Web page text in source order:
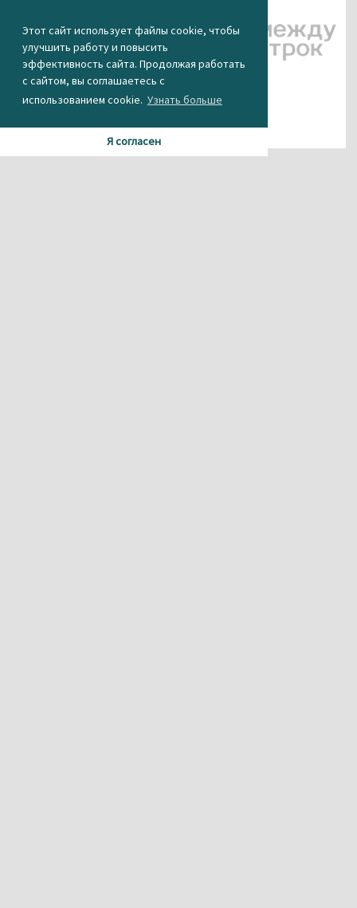
Этот сайт использует файлы cookie, чтобы
улучшить работу и повысить
эффективность сайта. Продолжая работать
с сайтом, вы соглашаетесь с
использованием cookie. Узнать больше
Я согласен